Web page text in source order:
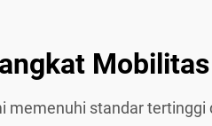
memenuhi standar tertinggi